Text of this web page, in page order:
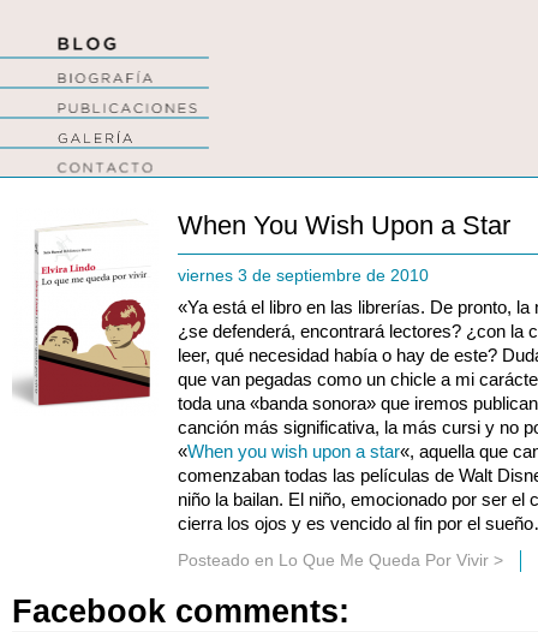
When You Wish Upon a Star
viernes 3 de septiembre de 2010
«Ya está el libro en las librerías. De pronto,
¿se defenderá, encontrará lectores? ¿con la
leer, qué necesidad había o hay de este?
que van pegadas como un chicle a mi
toda una «banda sonora» que iremos
canción más significativa, la más cursi y no
«When you wish upon a star«, aquella que
comenzaban todas las películas de Walt
niño la bailan. El niño, emocionado por ser el
cierra los ojos y es vencido al fin por el
Posteado en Lo Que Me Queda Por Vivir >
Facebook comments: